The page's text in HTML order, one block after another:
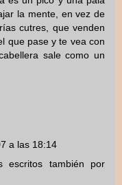
la mente, en vez de
cutres, que venden
que pase y te vea con
sale como un
a las 18:14
escritos también por